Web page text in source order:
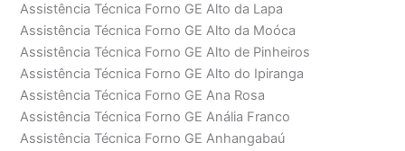
Assistência Técnica Forno GE Alto da Lapa
Assistência Técnica Forno GE Alto da Moóca
Assistência Técnica Forno GE Alto de Pinheiros
Assistência Técnica Forno GE Alto do Ipiranga
Assistência Técnica Forno GE Ana Rosa
Assistência Técnica Forno GE Anália Franco
Assistência Técnica Forno GE Anhangabaú